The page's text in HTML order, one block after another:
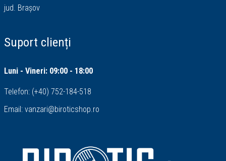
jud. Brașov
Suport clienți
Luni - Vineri: 09:00 - 18:00
Telefon: (+40) 752-184-518
Email: vanzari@biroticshop.ro